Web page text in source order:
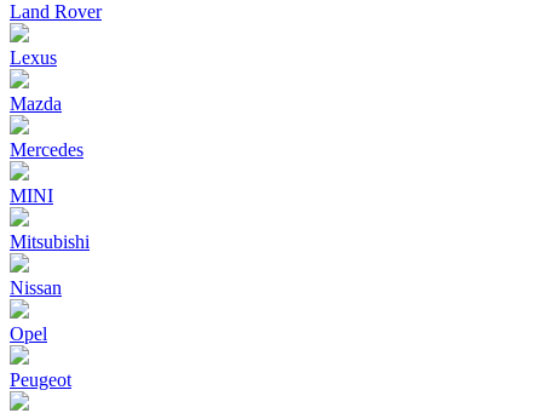
Land Rover
Lexus
Mazda
Mercedes
MINI
Mitsubishi
Nissan
Opel
Peugeot